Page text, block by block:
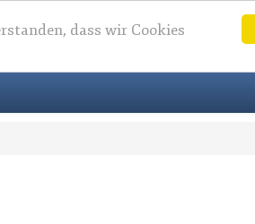
dass wir Cookies